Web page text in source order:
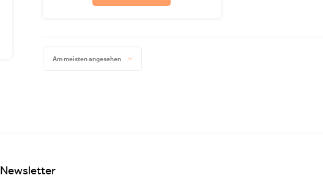
Am meisten angesehen
Newsletter